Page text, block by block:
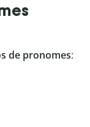
de pronomes: